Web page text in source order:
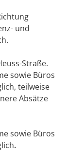
und
Straße.
sowie Büros
teilweise
Absätze
sowie Büros
.